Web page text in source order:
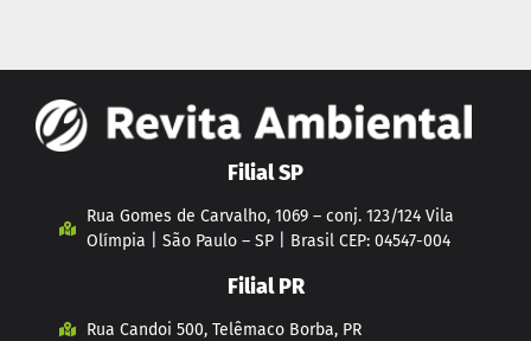
Filial SP
Rua Gomes de Carvalho, 1069 – conj. 123/124 Vila
Olímpia | São Paulo – SP | Brasil CEP: 04547-004
Filial PR
Rua Candoi 500, Telêmaco Borba, PR